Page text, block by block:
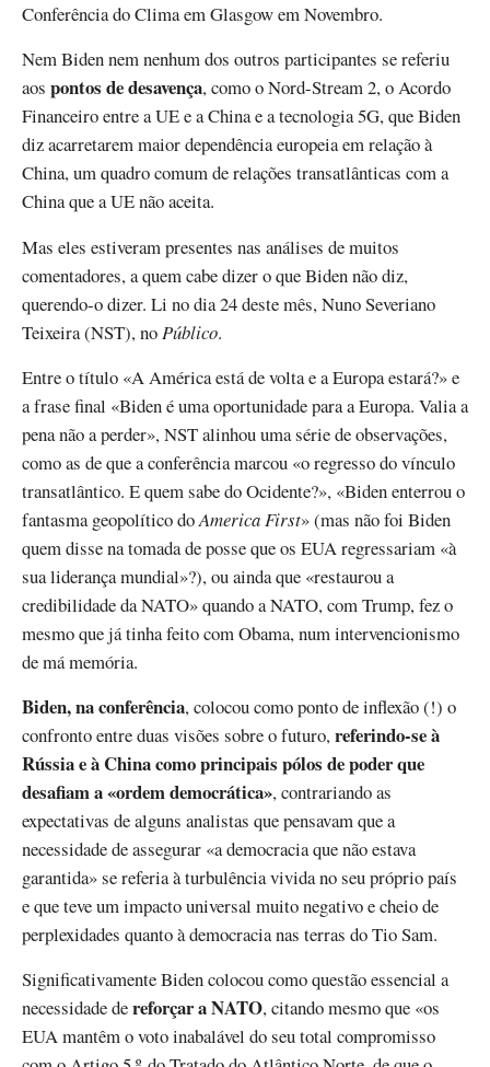
Conferência do Clima em Glasgow em Novembro.
Nem Biden nem nenhum dos outros participantes se referiu
aos pontos de desavença, como o Nord-Stream 2, o Acordo
Financeiro entre a UE e a China e a tecnologia 5G, que Biden
diz acarretarem maior dependência europeia em relação à
China, um quadro comum de relações transatlânticas com a
China que a UE não aceita.
Mas eles estiveram presentes nas análises de muitos
comentadores, a quem cabe dizer o que Biden não diz,
querendo-o dizer. Li no dia 24 deste mês, Nuno Severiano
Teixeira (NST), noPúblico.
Entre o título «A América está de volta e a Europa estará?» e
a frase final «Biden é uma oportunidade para a Europa. Valia a
pena não a perder», NST alinhou uma série de observações,
como as de que a conferência marcou «o regresso do vínculo
transatlântico. E quem sabe do Ocidente?», «Biden enterrou o
fantasma geopolítico doAmerica First» (mas não foi Biden
quem disse na tomada de posse que os EUA regressariam «à
sua liderança mundial»?), ou ainda que «restaurou a
credibilidade da NATO» quando a NATO, com Trump, fez o
mesmo que já tinha feito com Obama, num intervencionismo
de má memória.
Biden, na conferência, colocou como ponto de inflexão (!) o
confronto entre duas visões sobre o futuro,referindo-se à
Rússia e à China como principais pólos de poder que
desafiam a «ordem democrática», contrariando as
expectativas de alguns analistas que pensavam que a
necessidade de assegurar «a democracia que não estava
garantida» se referia à turbulência vivida no seu próprio país
e que teve um impacto universal muito negativo e cheio de
perplexidades quanto à democracia nas terras do Tio Sam.
Significativamente Biden colocou como questão essencial a
necessidade dereforçar a NATO, citando mesmo que «os
EUA mantêm o voto inabalável do seu total compromisso